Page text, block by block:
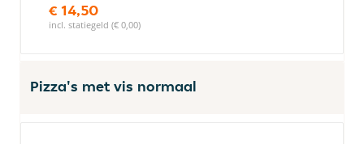
€ 14,50
incl. statiegeld (€ 0,00)
Pizza's met vis normaal